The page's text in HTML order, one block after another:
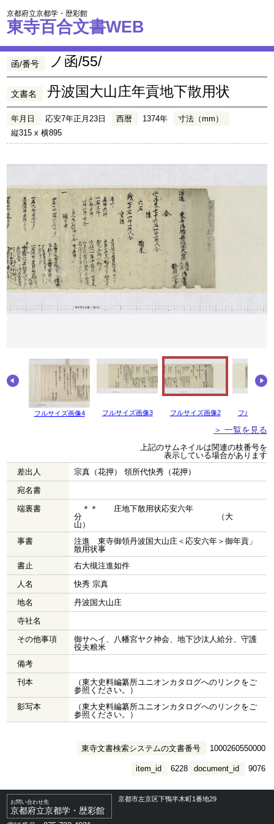
京都府立京都学・歴彩館
東寺百合文書WEB
函/番号 ノ函/55/
文書名 丹波国大山庄年貢地下散用状
年月日 応安7年正月23日 西暦 1374年
寸法（mm）
縦315 x 横895
フルサイズ画像4 フルサイズ画像3 フルサイズ画像2 フルサイズ
＞ 一覧を見る
上記のサムネイルは関連の枝番号を
表示している場合があります
差出人
宗真（花押） 領所代快秀（花押）
宛名書
端裏書
＊＊ 庄地下散用状応安六年
分 （大
山）
事書
注進 東寺御領丹波国大山庄＜応安六年＞御年貢」
散用状事
書止
右大槻注進如件
人名
快秀 宗真
地名
丹波国大山庄
寺社名
その他事項
御サヘイ、八幡宮ヤク神会、地下沙汰人給分、守護
役夫粮米
備考
刊本
（東大史料編纂所ユニオンカタログへのリンクをご
参照ください。）
影写本
（東大史料編纂所ユニオンカタログへのリンクをご
参照ください。）
東寺文書検索システムの文書番号 1000260550000
document_id 9076
item_id 6228
お問い合わせ先
京都府立京都学・歴彩館
京都市左京区下鴨半木町1番地29